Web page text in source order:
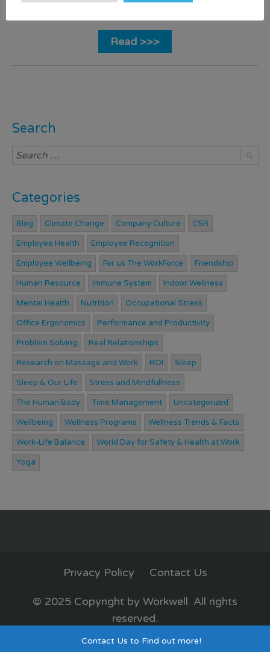
Read >>>
Search
Categories
Blog Climate Change Company Culture CSR
Employee Health Employee Recognition
Employee Wellbeing For us The WorkForce Friendship
Human Resource Immune System Indoor Wellness
Mental Health Nutrition Occupational Stress
Office Ergonomics Performance and Productivity
Problem Solving Real Relationships
Research on Massage and Work ROI Sleep
Sleep & Our Life Stress and Mindfullness
The Human Body Time Management Uncategorized
Wellbeing Wellness Programs Wellness Trends & Facts
Work-Life Balance World Day for Safety & Health at Work
Yoga
Privacy Policy Contact Us
© 2025 Copyright by Workwell. All rights
reserved.
Privacy Policy
Contact Us to Find out more!